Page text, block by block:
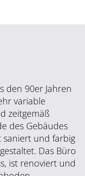
den 90er Jahren
variable
zeitgemäß
des Gebäudes
und farbig
Das Büro
ist renoviert und